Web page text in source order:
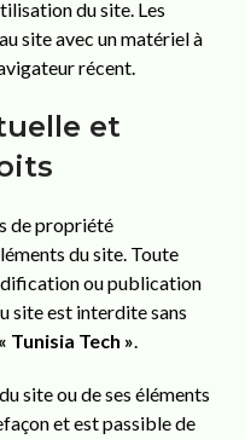
du site. Les
site avec un matériel à
récent.
et
de propriété
du site. Toute
ou publication
site est interdite sans
« Tunisia Tech ».
site ou de ses éléments
et est passible de